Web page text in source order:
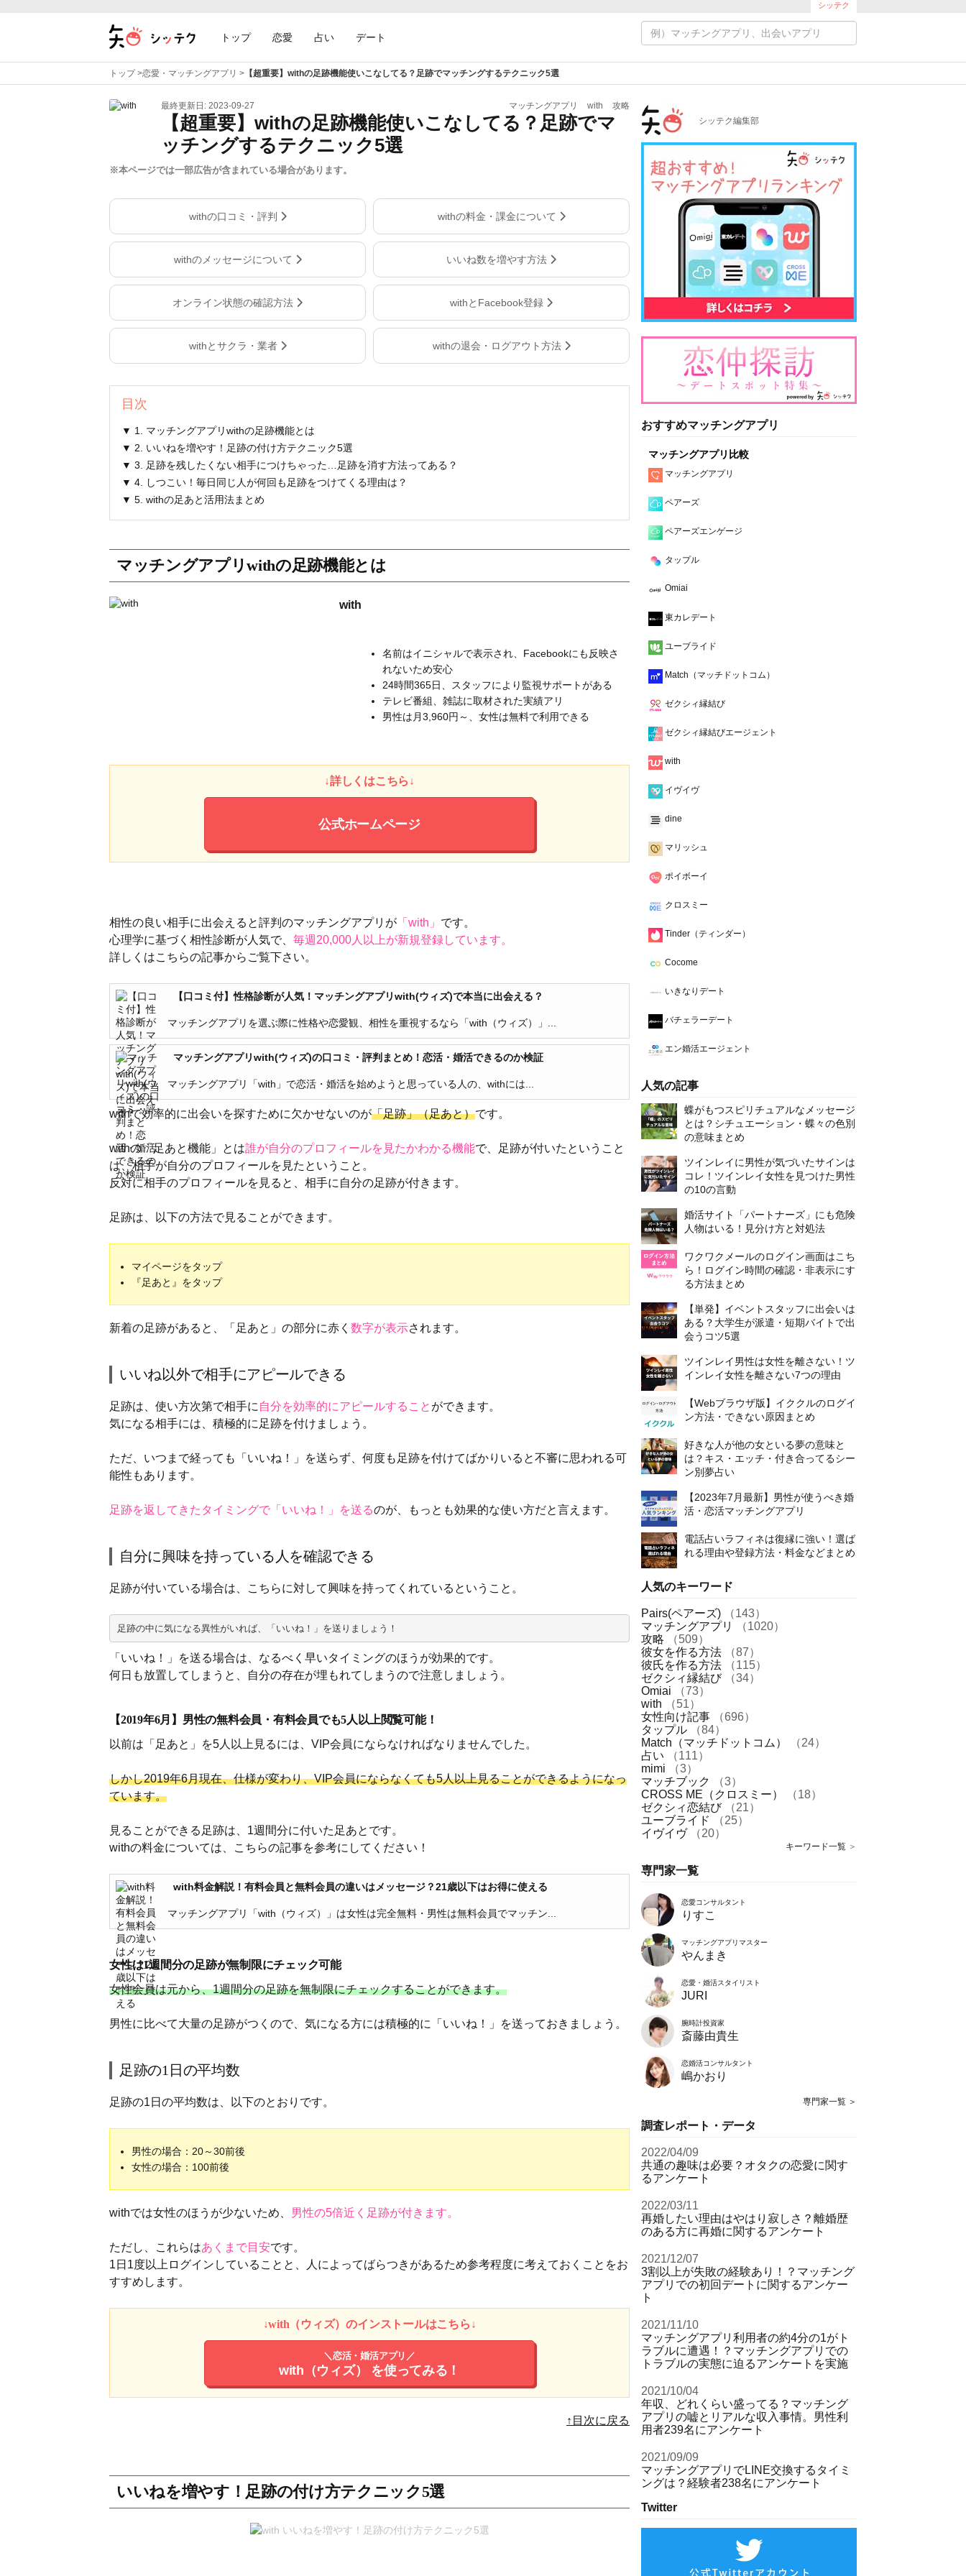
シッテク
トップ 恋愛 占い デート
トップ>恋愛・マッチングアプリ > 【超重要】withの足跡機能使いこなしてる？足跡でマッチングするテクニック5選
最終更新日: 2023-09-27 マッチングアプリ with 攻略
【超重要】withの足跡機能使いこなしてる？足跡でマ
ッチングするテクニック5選
※本ページでは一部広告が含まれている場合があります。
withの口コミ・評判 withの料金・課金について
withのメッセージについて いいね数を増やす方法
オンライン状態の確認方法 withとFacebook登録
withとサクラ・業者 withの退会・ログアウト方法
目次
▼ 1. マッチングアプリwithの足跡機能とは
▼ 2. いいねを増やす！足跡の付け方テクニック5選
▼ 3. 足跡を残したくない相手につけちゃった…足跡を消す方法ってある？
▼ 4. しつこい！毎日同じ人が何回も足跡をつけてくる理由は？
▼ 5. withの足あと活用法まとめ
マッチングアプリwithの足跡機能とは
with
名前はイニシャルで表示され、Facebookにも反映さ
れないため安心
24時間365日、スタッフにより監視サポートがある
テレビ番組、雑誌に取材された実績アリ
男性は月3,960円～、女性は無料で利用できる
↓詳しくはこちら↓
公式ホームページ
相性の良い相手に出会えると評判のマッチングアプリが 「with」 です。
心理学に基づく相性診断が人気で、 毎週20,000人以上が新規登録しています。
詳しくはこちらの記事からご覧下さい。
【口コミ付】性格診断が人気！マッチングアプリwith(ウィズ)で本当に出会える？
マッチングアプリを選ぶ際に性格や恋愛観、相性を重視するなら「with（ウィズ）」...
マッチングアプリwith(ウィズ)の口コミ・評判まとめ！恋活・婚活できるのか検証
マッチングアプリ「with」で恋活・婚活を始めようと思っている人の、withには...
withで効率的に出会いを探すために欠かせないのが「足跡」（足あと）です。
withの「足あと機能」とは誰が自分のプロフィールを見たかわかる機能で、足跡が付いたということ
は、相手が自分のプロフィールを見たということ。
反対に相手のプロフィールを見ると、相手に自分の足跡が付きます。
足跡は、以下の方法で見ることができます。
マイページをタップ
『足あと』をタップ
新着の足跡があると、「足あと」の部分に赤く 数字が表示されます。
いいね以外で相手にアピールできる
足跡は、使い方次第で相手に 自分を効率的にアピールすること ができます。
気になる相手には、積極的に足跡を付けましょう。
ただ、いつまで経っても「いいね！」を送らず、何度も足跡を付けてばかりいると不審に思われる可
能性もあります。
足跡を返してきたタイミングで「いいね！」を送るのが、もっとも効果的な使い方だと言えます。
自分に興味を持っている人を確認できる
足跡が付いている場合は、こちらに対して興味を持ってくれているということ。
足跡の中に気になる異性がいれば、「いいね！」を送りましょう！
「いいね！」を送る場合は、なるべく早いタイミングのほうが効果的です。
何日も放置してしまうと、自分の存在が埋もれてしまうので注意しましょう。
【2019年6月】男性の無料会員・有料会員でも5人以上閲覧可能！
以前は「足あと」を5人以上見るには、VIP会員にならなければなりませんでした。
しかし2019年6月現在、仕様が変わり、VIP会員にならなくても5人以上見ることができるようになっ
ています。
見ることができる足跡は、1週間分に付いた足あとです。
withの料金については、こちらの記事を参考にしてください！
with料金解説！有料会員と無料会員の違いはメッセージ？21歳以下はお得に使える
マッチングアプリ「with（ウィズ）」は女性は完全無料・男性は無料会員でマッチン...
女性は1週間分の足跡が無制限にチェック可能
女性会員は元から、1週間分の足跡を無制限にチェックすることができます。
男性に比べて大量の足跡がつくので、気になる方には積極的に「いいね！」を送っておきましょう。
足跡の1日の平均数
足跡の1日の平均数は、以下のとおりです。
男性の場合：20～30前後
女性の場合：100前後
withでは女性のほうが少ないため、 男性の5倍近く足跡が付きます。
ただし、これらはあくまで目安です。
1日1度以上ログインしていることと、人によってばらつきがあるため参考程度に考えておくことをお
すすめします。
↓with（ウィズ）のインストールはこちら↓
＼恋活・婚活アプリ／
with（ウィズ） を使ってみる！
↑目次に戻る
いいねを増やす！足跡の付け方テクニック5選
シッテク編集部
おすすめマッチングアプリ
マッチングアプリ比較
マッチングアプリ
ペアーズ
ペアーズエンゲージ
タップル
Omiai
東カレデート
ユーブライド
Match（マッチドットコム）
ゼクシィ縁結び
ゼクシィ縁結びエージェント
with
イヴイヴ
dine
マリッシュ
ポイボーイ
クロスミー
Tinder（ティンダー）
Cocome
いきなりデート
バチェラーデート
エン婚活エージェント
人気の記事
蝶がもつスピリチュアルなメッセージ
とは？シチュエーション・蝶々の色別
の意味まとめ
ツインレイに男性が気づいたサインは
コレ！ツインレイ女性を見つけた男性
の10の言動
婚活サイト「パートナーズ」にも危険
人物はいる！見分け方と対処法
ワクワクメールのログイン画面はこち
ら！ログイン時間の確認・非表示にす
る方法まとめ
【単発】イベントスタッフに出会いは
ある？大学生が派遣・短期バイトで出
会うコツ5選
ツインレイ男性は女性を離さない！ツ
インレイ女性を離さない7つの理由
【Webブラウザ版】イククルのログイ
ン方法・できない原因まとめ
好きな人が他の女といる夢の意味と
は？キス・エッチ・付き合ってるシー
ン別夢占い
【2023年7月最新】男性が使うべき婚
活・恋活マッチングアプリ
電話占いラフィネは復縁に強い！選ば
れる理由や登録方法・料金などまとめ
人気のキーワード
Pairs(ペアーズ)
（143）
マッチングアプリ
（1020）
攻略
（509）
彼女を作る方法
（87）
彼氏を作る方法
（115）
ゼクシィ縁結び
（34）
Omiai
（73）
with
（51）
女性向け記事
（696）
タップル
（84）
Match（マッチドットコム）
（24）
占い
（111）
mimi
（3）
マッチブック
（3）
CROSS ME（クロスミー）
（18）
ゼクシィ恋結び
（21）
ユーブライド
（25）
イヴイヴ
（20）
キーワード一覧 ＞
専門家一覧
恋愛コンサルタント
りすこ
マッチングアプリマスター
やんまき
恋愛・婚活スタイリスト
JURI
腕時計投資家
斎藤由貴生
恋婚活コンサルタント
嶋かおり
専門家一覧 ＞
調査レポート・データ
2022/04/09
共通の趣味は必要？オタクの恋愛に関す
るアンケート
2022/03/11
再婚したい理由はやはり寂しさ？離婚歴
のある方に再婚に関するアンケート
2021/12/07
3割以上が失敗の経験あり！？マッチング
アプリでの初回デートに関するアンケー
ト
2021/11/10
マッチングアプリ利用者の約4分の1がト
ラブルに遭遇！？マッチングアプリでの
トラブルの実態に迫るアンケートを実施
2021/10/04
年収、どれくらい盛ってる？マッチング
アプリの嘘とリアルな収入事情。男性利
用者239名にアンケート
2021/09/09
マッチングアプリでLINE交換するタイミ
ングは？経験者238名にアンケート
Twitter